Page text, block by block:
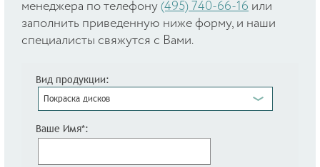
менеджера по телефону (495) 740-66-16 или
заполнить приведенную ниже форму, и наши
специалисты свяжутся с Вами.
Вид продукции:
Покраска дисков
Ваше Имя*: